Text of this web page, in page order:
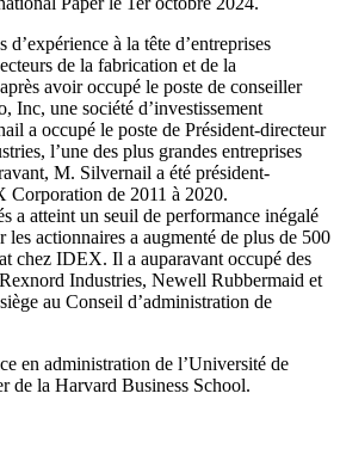
à la tête d’entreprises
de la fabrication et de la
avoir occupé le poste de conseiller
une société d’investissement
a occupé le poste de Président-directeur
l’une des plus grandes entreprises
M. Silvernail a été président-
Corporation de 2011 à 2020.
a atteint un seuil de performance inégalé
les actionnaires a augmenté de plus de 500
chez IDEX. Il a auparavant occupé des
Industries, Newell Rubbermaid et
au Conseil d’administration de
en administration de l’Université de
de la Harvard Business School.